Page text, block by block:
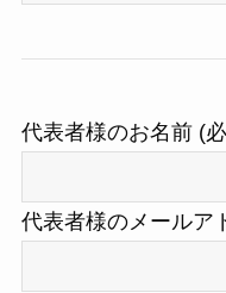
代表者様のお名前 (
代表者様のメールア